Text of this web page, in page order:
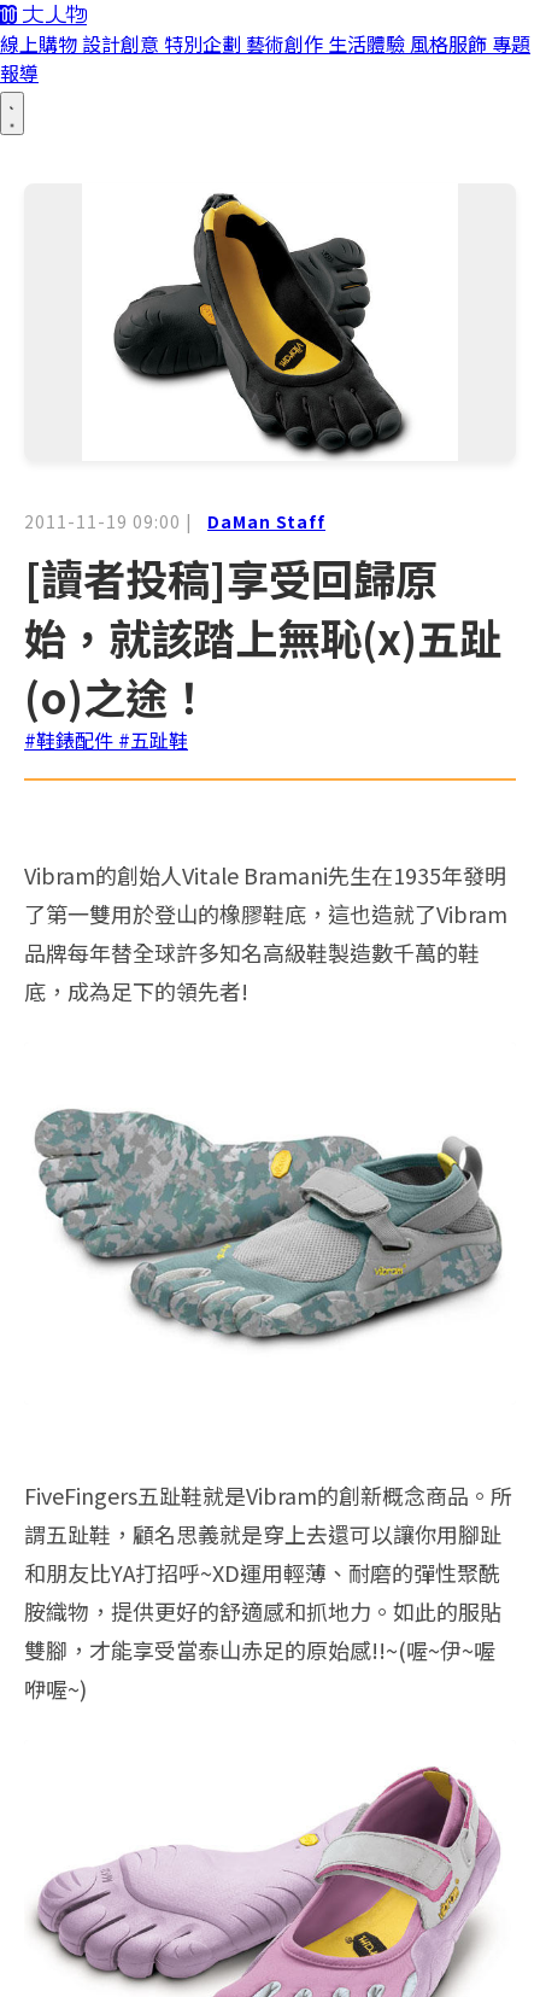
線上購物 設計創意 特別企劃 藝術創作 生活體驗 風格服飾 專題
報導
2011-11-19 09:00 | DaMan Staff
[讀者投稿]享受回歸原
始，就該踏上無恥(x)五趾
(o)之途！
#鞋錶配件 #五趾鞋
Vibram的創始人Vitale Bramani先生在1935年發明
了第一雙用於登山的橡膠鞋底，這也造就了Vibram
品牌每年替全球許多知名高級鞋製造數千萬的鞋
底，成為足下的領先者!
FiveFingers五趾鞋就是Vibram的創新概念商品。所
謂五趾鞋，顧名思義就是穿上去還可以讓你用腳趾
和朋友比YA打招呼~XD運用輕薄、耐磨的彈性聚酰
胺織物，提供更好的舒適感和抓地力。如此的服貼
雙腳，才能享受當泰山赤足的原始感!!~(喔~伊~喔
咿喔~)